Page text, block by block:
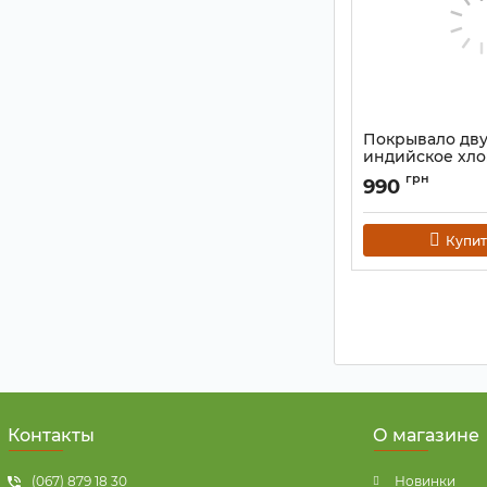
Покрывало
индийское
"Шива"
Артикул:
990 грн
Контакты
(067) 879 18 30
О магазине
Новинки